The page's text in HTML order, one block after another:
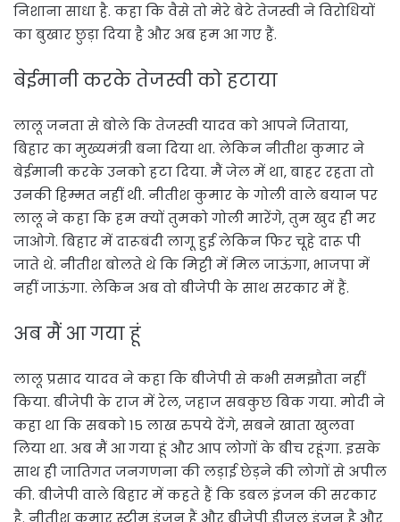
निशाना साधा है. कहा कि वैसे तो मेरे बेटे तेजस्वी ने विरोधियों
का बुखार छुड़ा दिया है और अब हम आ गए हैं.
बेईमानी करके तेजस्वी को हटाया
लालू जनता से बोले कि तेजस्वी यादव को आपने जिताया,
बिहार का मुख्यमंत्री बना दिया था. लेकिन नीतीश कुमार ने
बेईमानी करके उनको हटा दिया. मैं जेल में था, बाहर रहता तो
उनकी हिम्मत नहीं थी. नीतीश कुमार के गोली वाले बयान पर
लालू ने कहा कि हम क्यों तुमको गोली मारेंगे, तुम खुद ही मर
जाओगे. बिहार में दारूबंदी लागू हुई लेकिन फिर चूहे दारू पी
जाते थे. नीतीश बोलते थे कि मिट्टी में मिल जाऊंगा, भाजपा में
नहीं जाऊंगा. लेकिन अब वो बीजेपी के साथ सरकार में हैं.
अब मैं आ गया हूं
लालू प्रसाद यादव ने कहा कि बीजेपी से कभी समझौता नहीं
किया. बीजेपी के राज में रेल, जहाज सबकुछ बिक गया. मोदी ने
कहा था कि सबको 15 लाख रुपये देंगे, सबने खाता खुलवा
लिया था. अब मैं आ गया हूं और आप लोगों के बीच रहूंगा. इसके
साथ ही जातिगत जनगणना की लड़ाई छेड़ने की लोगों से अपील
की. बीजेपी वाले बिहार में कहते हैं कि डबल इंजन की सरकार
है. नीतीश कुमार स्टीम इंजन हैं और बीजेपी डीजल इंजन है और